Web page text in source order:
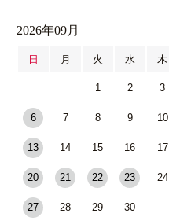
2026年09月
日 月 火 水 木
1 2 3
6 7 8 9 10
13 14 15 16 17
20 21 22 23 24
27 28 29 30